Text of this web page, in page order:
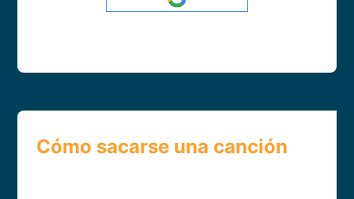
Cómo sacarse una canción